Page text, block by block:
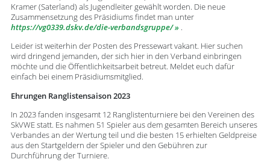
Kramer (Saterland) als Jugendleiter gewählt worden. Die neue
Zusammensetzung des Präsidiums findet man unter
https://vg0339.dskv.de/die-verbandsgruppe/
.
Leider ist weiterhin der Posten des Pressewart vakant. Hier suchen
wird dringend jemanden, der sich hier in den Verband einbringen
möchte und die Öffentlichkeitsarbeit betreut. Meldet euch dafür
einfach bei einem Präsidiumsmitglied.
Ehrungen Ranglistensaison 2023
In 2023 fanden insgesamt 12 Ranglistenturniere bei den Vereinen des
SkVWE statt. Es nahmen 51 Spieler aus dem gesamten Bereich unseres
Verbandes an der Wertung teil und die besten 15 erhielten Geldpreise
aus den Startgeldern der Spieler und den Gebühren zur
Durchführung der Turniere.